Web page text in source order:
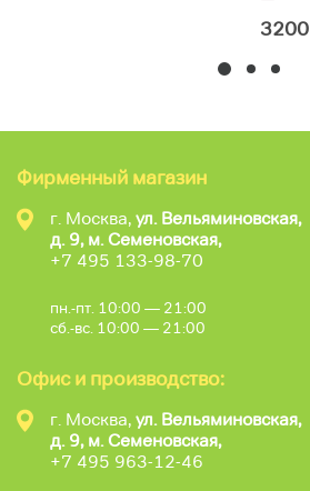
3200
Фирменный магазин
г. Москва, ул. Вельяминовская,
д. 9, м. Семеновская,
+7 495 133-98-70
пн.-пт. 10:00 — 21:00
сб.-вс. 10:00 — 21:00
Офис и производство:
г. Москва, ул. Вельяминовская,
д. 9, м. Семеновская,
+7 495 963-12-46